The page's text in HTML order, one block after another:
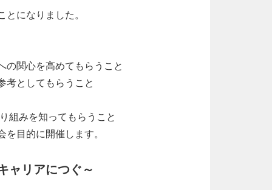
になりました。
の関心を高めてもらうこと
考としてもらうこと
組みを知ってもらうこと
目的に開催します。
ャリアにつぐ～